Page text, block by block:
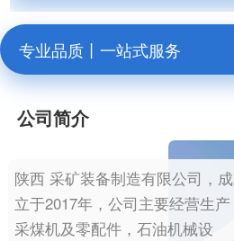
专业品质丨一站式服务
公司简介
陕西 采矿装备制造有限公司，成
立于2017年，公司主要经营生产
采煤机及零配件，石油机械设